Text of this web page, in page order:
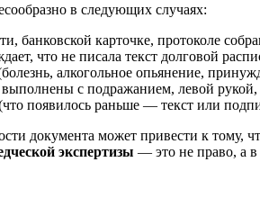
в следующих случаях:
банковской карточке, протоколе
что не писала текст долговой
алкогольное опьянение,
с подражанием, левой
появилось раньше — текст или
документа может привести к тому,
экспертизы — это не право, а в